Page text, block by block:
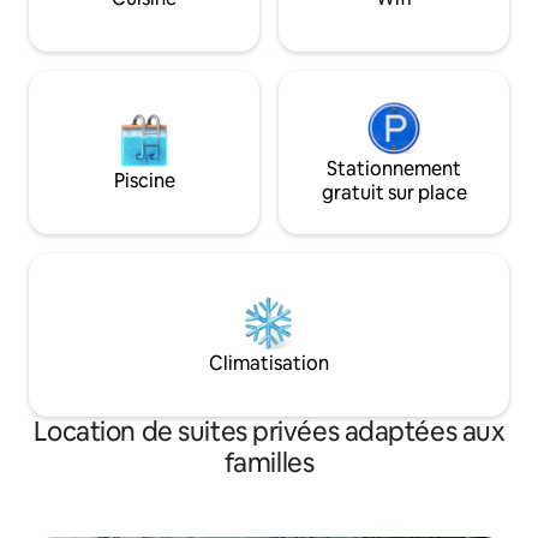
œufs GRATUITS
autonome !
Piscine
Stationnement
gratuit sur place
Climatisation
Location de suites privées adaptées aux
familles